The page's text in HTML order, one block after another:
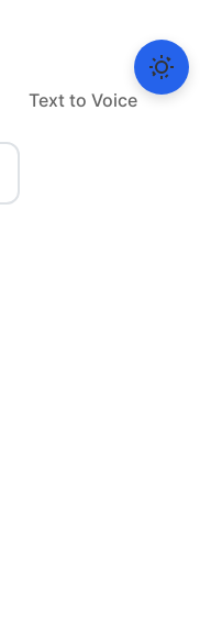
Text to Voice